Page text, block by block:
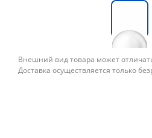
Внешний вид товара может
Доставка осуществляется только